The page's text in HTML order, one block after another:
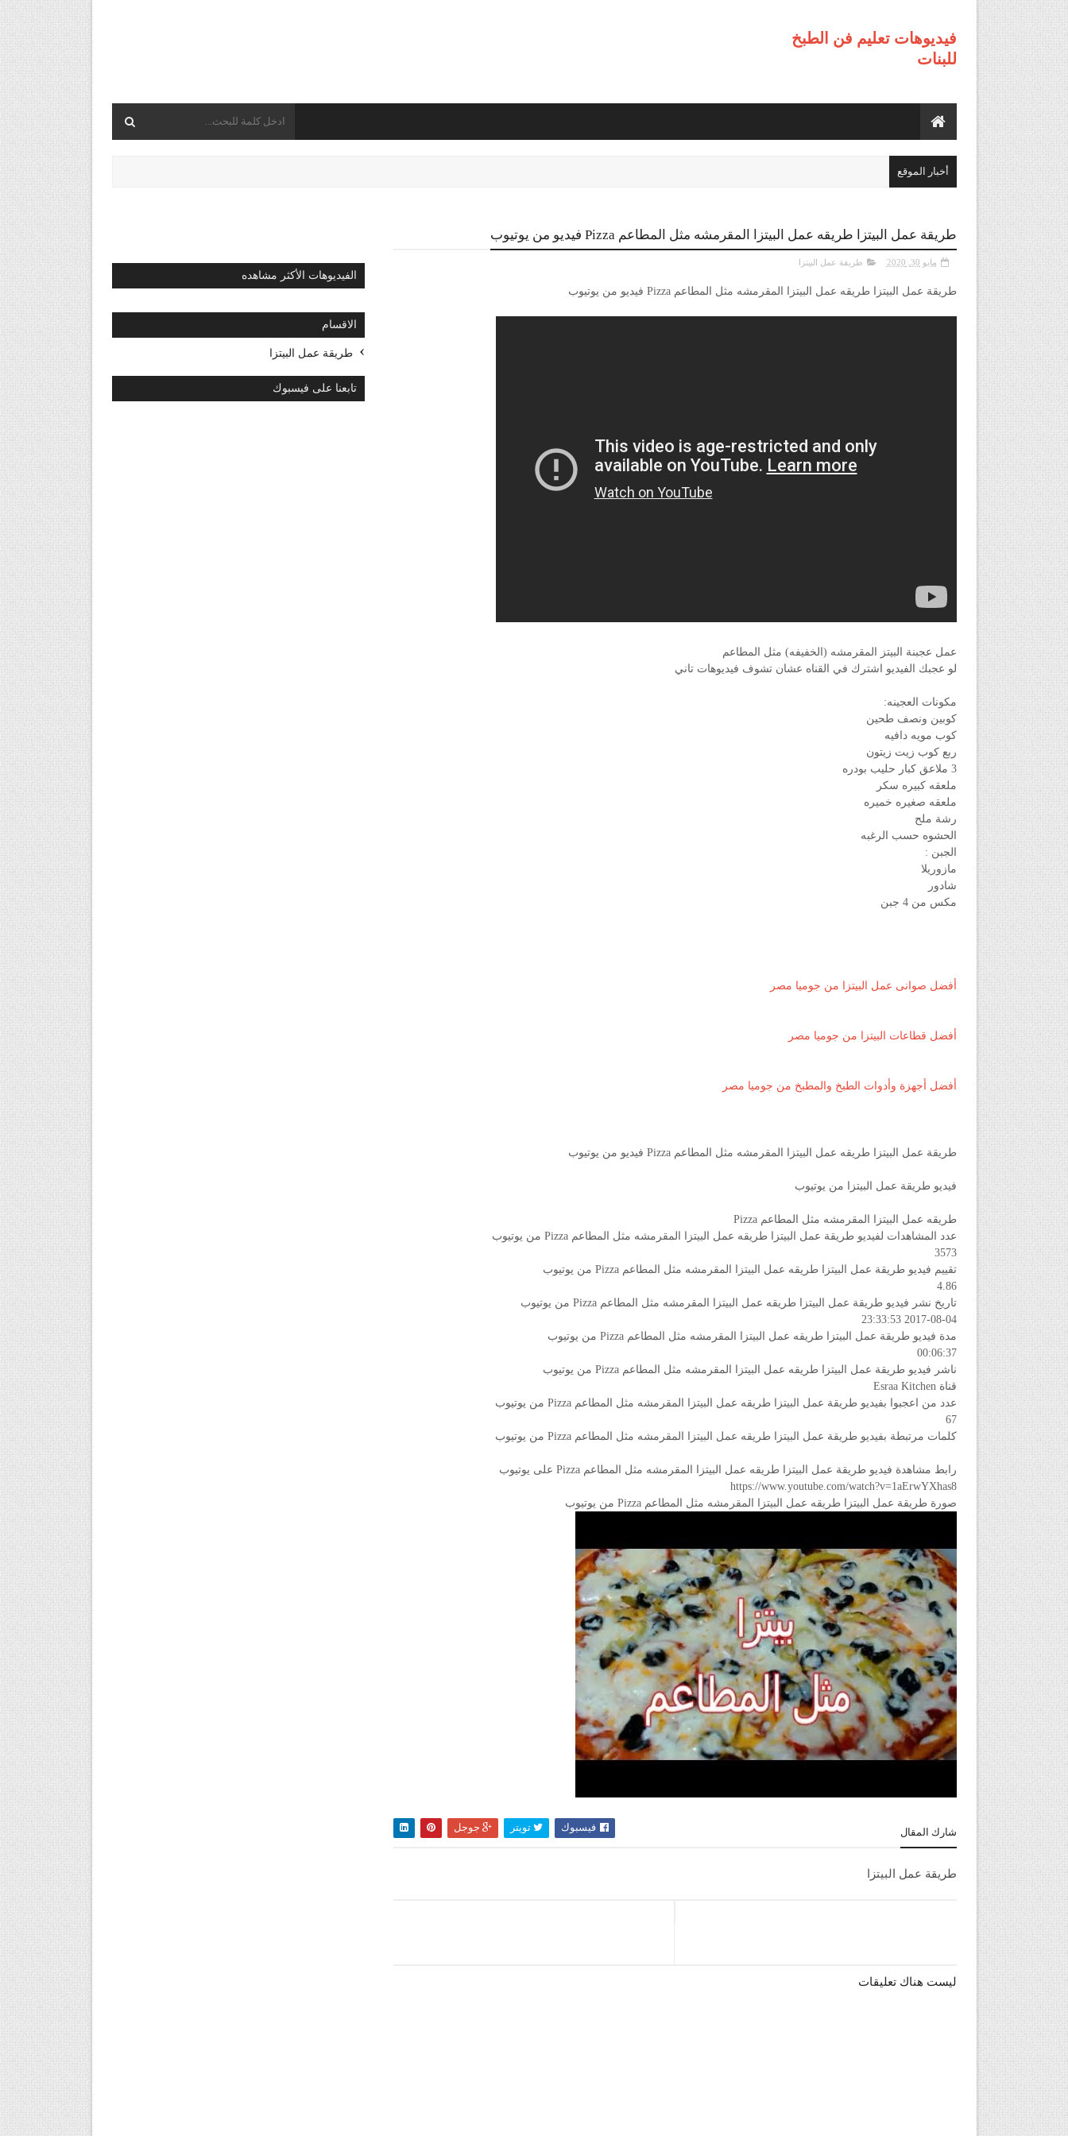
فيديوهات تعليم فن الطبخ
للبنات
أخبار الموقع
طريقة عمل البيتزا طريقه عمل البيتزا المقرمشه مثل المطاعم Pizza فيديو من يوتيوب
مايو 30, 2020 طريقة عمل البيتزا
طريقة عمل البيتزا طريقه عمل البيتزا المقرمشه مثل المطاعم Pizza فيديو من يوتيوب
عمل عجبنة البيتز المقرمشه (الخفيفه) مثل المطاعم
لو عجبك الفيديو اشترك في القناه عشان تشوف فيديوهات تاني
مكونات العجينه:
كوبين ونصف طحين
كوب مويه دافيه
ربع كوب زيت زيتون
3 ملاعق كبار حليب بودره
ملعقه كبيره سكر
ملعقه صغيره خميره
رشة ملح
الحشوه حسب الرغبه
الجبن :
مازوريلا
شادور
مكس من 4 جبن
أفضل صوانى عمل البيتزا من جوميا مصر
أفضل قطاعات البيتزا من جوميا مصر
أفضل أجهزة وأدوات الطبخ والمطبخ من جوميا مصر
طريقة عمل البيتزا طريقه عمل البيتزا المقرمشه مثل المطاعم Pizza فيديو من يوتيوب
فيديو طريقة عمل البيتزا من يوتيوب
طريقه عمل البيتزا المقرمشه مثل المطاعم Pizza
عدد المشاهدات لفيديو طريقة عمل البيتزا طريقه عمل البيتزا المقرمشه مثل المطاعم Pizza من يوتيوب
3573
تقييم فيديو طريقة عمل البيتزا طريقه عمل البيتزا المقرمشه مثل المطاعم Pizza من يوتيوب
4.86
تاريخ نشر فيديو طريقة عمل البيتزا طريقه عمل البيتزا المقرمشه مثل المطاعم Pizza من يوتيوب
2017-08-04 23:33:53
مدة فيديو طريقة عمل البيتزا طريقه عمل البيتزا المقرمشه مثل المطاعم Pizza من يوتيوب
00:06:37
ناشر فيديو طريقة عمل البيتزا طريقه عمل البيتزا المقرمشه مثل المطاعم Pizza من يوتيوب
قناة Esraa Kitchen
عدد من اعجبوا بفيديو طريقة عمل البيتزا طريقه عمل البيتزا المقرمشه مثل المطاعم Pizza من يوتيوب
67
كلمات مرتبطة بفيديو طريقة عمل البيتزا طريقه عمل البيتزا المقرمشه مثل المطاعم Pizza من يوتيوب
رابط مشاهدة فيديو طريقة عمل البيتزا طريقه عمل البيتزا المقرمشه مثل المطاعم Pizza على يوتيوب
https://www.youtube.com/watch?v=1aErwYXhas8
صورة طريقة عمل البيتزا طريقه عمل البيتزا المقرمشه مثل المطاعم Pizza من يوتيوب
شارك المقال فيسبوك تويتر جوجل
طريقة عمل البيتزا
ليست هناك تعليقات
الفيديوهات الأكثر مشاهده
الاقسام
طريقة عمل البيتزا
تابعنا على فيسبوك